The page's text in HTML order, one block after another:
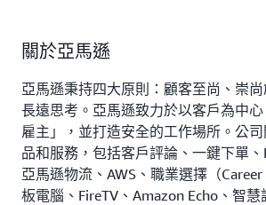
關於亞馬遜
亞馬遜秉持四大原則：顧客至尚、崇尚
長遠思考。亞馬遜致力於以客戶為中
雇主」，並打造安全的工作場所。公
品和服務，包括客戶評論、一鍵下單、
亞馬遜物流、AWS、職業選擇（
板電腦、FireTV、Amazon Echo、智慧